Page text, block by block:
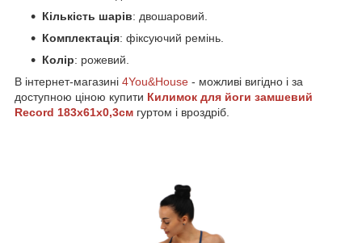
Кількість шарів: двошаровий.
Комплектація: фіксуючий ремінь.
Колір: рожевий.
В інтернет-магазині 4You&House - можливі вигідно і за
доступною ціною купити Килимок для йоги замшевий
Record 183x61x0,3см гуртом і вроздріб.